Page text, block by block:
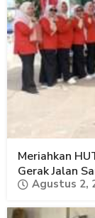
Meriahkan
Gerak Jalan
Agustus 2,